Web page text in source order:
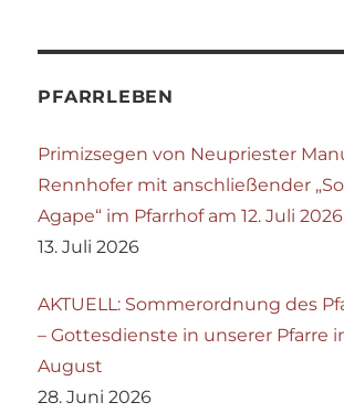
PFARRLEBEN
Primizsegen von Neupriester
Rennhofer mit anschließender
Agape“ im Pfarrhof am 12. Juli 2026
13. Juli 2026
AKTUELL: Sommerordnung des
– Gottesdienste in unserer Pfarre
August
28. Juni 2026